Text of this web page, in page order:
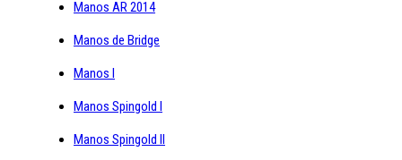
Manos AR 2014
Manos de Bridge
Manos I
Manos Spingold I
Manos Spingold II